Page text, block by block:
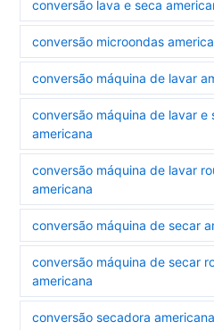
conversão lava e seca
conversão microondas
conversão máquina de lavar
conversão máquina de lavar e
americana
conversão máquina de lavar
americana
conversão máquina de secar
conversão máquina de secar
americana
conversão secadora americana